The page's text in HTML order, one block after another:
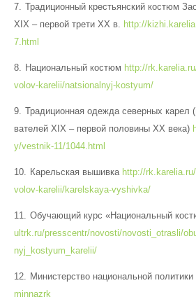
Традиционный крестьянский костюм
XIX – первой трети XX в. http://
7.html
Национальный костюм http://
volov-karelii/natsionalnyj-kostyum/
Традиционная одежда северных карел
вателей XIX – первой половины XX века)
y/vestnik-11/1044.html
Карельская вышивка http://
volov-karelii/karelskaya-vyshivka/
Обучающий курс «Национальный
ultrk.ru/presscentr/novosti/novosti_otrasli/
nyj_kostyum_karelii/
Министерство национальной
minnazrk